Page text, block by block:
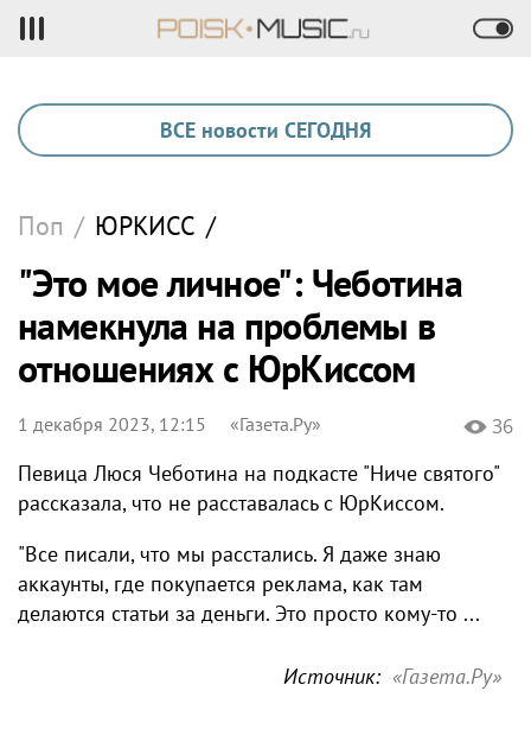
ВСЕ новости СЕГОДНЯ
Поп / ЮРКИСС /
"Это мое личное": Чеботина
намекнула на проблемы в
отношениях с ЮрКиссом
1 декабря 2023, 12:15 «Газета.Ру» 36
Певица Люся Чеботина на подкасте "Ниче святого"
рассказала, что не расставалась с ЮрКиссом.
"Все писали, что мы расстались. Я даже знаю
аккаунты, где покупается реклама, как там
делаются статьи за деньги. Это просто кому-то ...
Источник: «Газета.Ру»